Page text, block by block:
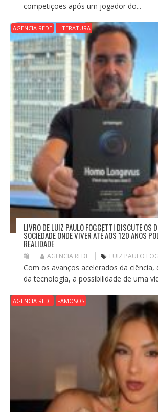
competições após um jogador do...
AGENCIA REDE LITERATURA
LIVRO DE LUIZ PAULO FOGGETTI DISCUTE OS
SOCIEDADE ONDE VIVER ATÉ AOS 120 ANOS
REALIDADE
AGENCIA REDE LUIZ PAULO
Com os avanços acelerados da ciência,
da tecnologia, a possibilidade de uma
AGENCIA REDE FAMOSOS